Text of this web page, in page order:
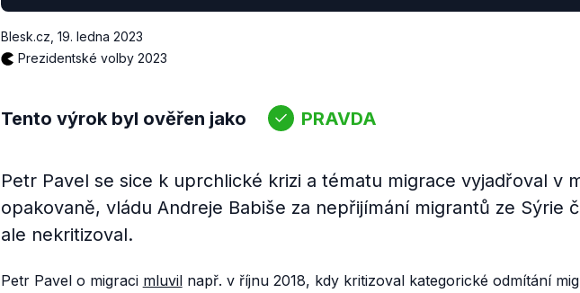
Blesk.cz 19. ledna 2023
Prezidentské volby 2023
Tento výrok byl ověřen jako PRAVDA
Petr Pavel se sice k uprchlické krizi a tématu migrace vyjadřoval v
opakovaně, vládu Andreje Babiše za nepřijímání migrantů ze Sýrie
ale nekritizoval.
Petr Pavel o migraci mluvilnapř. v říjnu 2018, kdy kritizoval kategorické odmítání